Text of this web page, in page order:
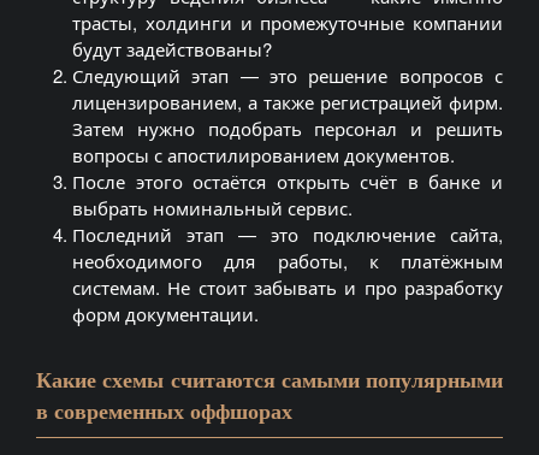
трасты, холдинги и промежуточные компании
будут задействованы?
Следующий этап — это решение вопросов с
лицензированием, а также регистрацией фирм.
Затем нужно подобрать персонал и решить
вопросы сапостилированием документов.
После этого остаётся открыть счёт в банке и
выбрать номинальный сервис.
Последний этап — это подключение сайта,
необходимого для работы, к платёжным
системам. Не стоит забывать и про разработку
форм документации.
Какие схемы считаются самыми популярными
в современных оффшорах